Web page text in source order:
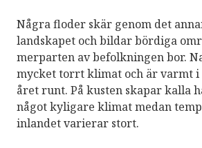
Några floder skär genom det
landskapet och bildar bördiga
merparten av befolkningen bor.
mycket torrt klimat och är varmt i
året runt. På kusten skapar kalla
något kyligare klimat medan
inlandet varierar stort.